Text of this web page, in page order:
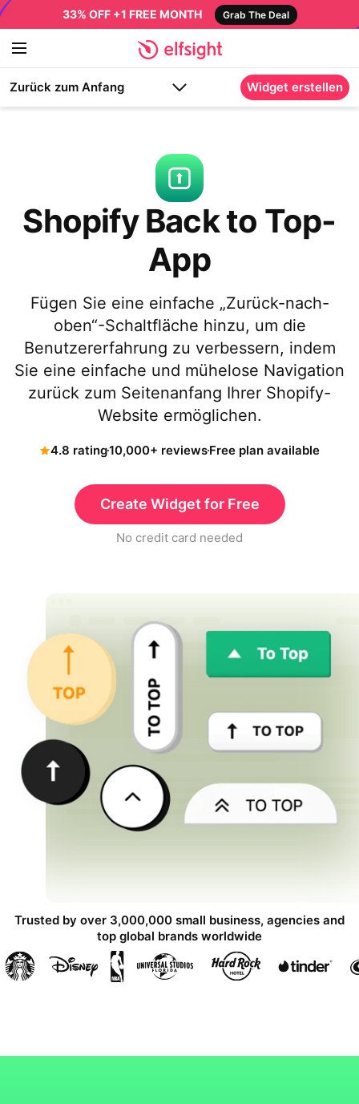
33% OFF +1 FREE MONTH Grab The Deal
Zurück zum Anfang Widget erstellen
Shopify Back to Top-
App
Fügen Sie eine einfache „Zurück-nach-
oben“-Schaltfläche hinzu, um die
Benutzererfahrung zu verbessern, indem
Sie eine einfache und mühelose Navigation
zurück zum Seitenanfang Ihrer Shopify-
Website ermöglichen.
4.8 rating10,000+ reviewsFree plan available
Create Widget for Free
No credit card needed
Trusted by over 3,000,000 small business, agencies and
top global brands worldwide